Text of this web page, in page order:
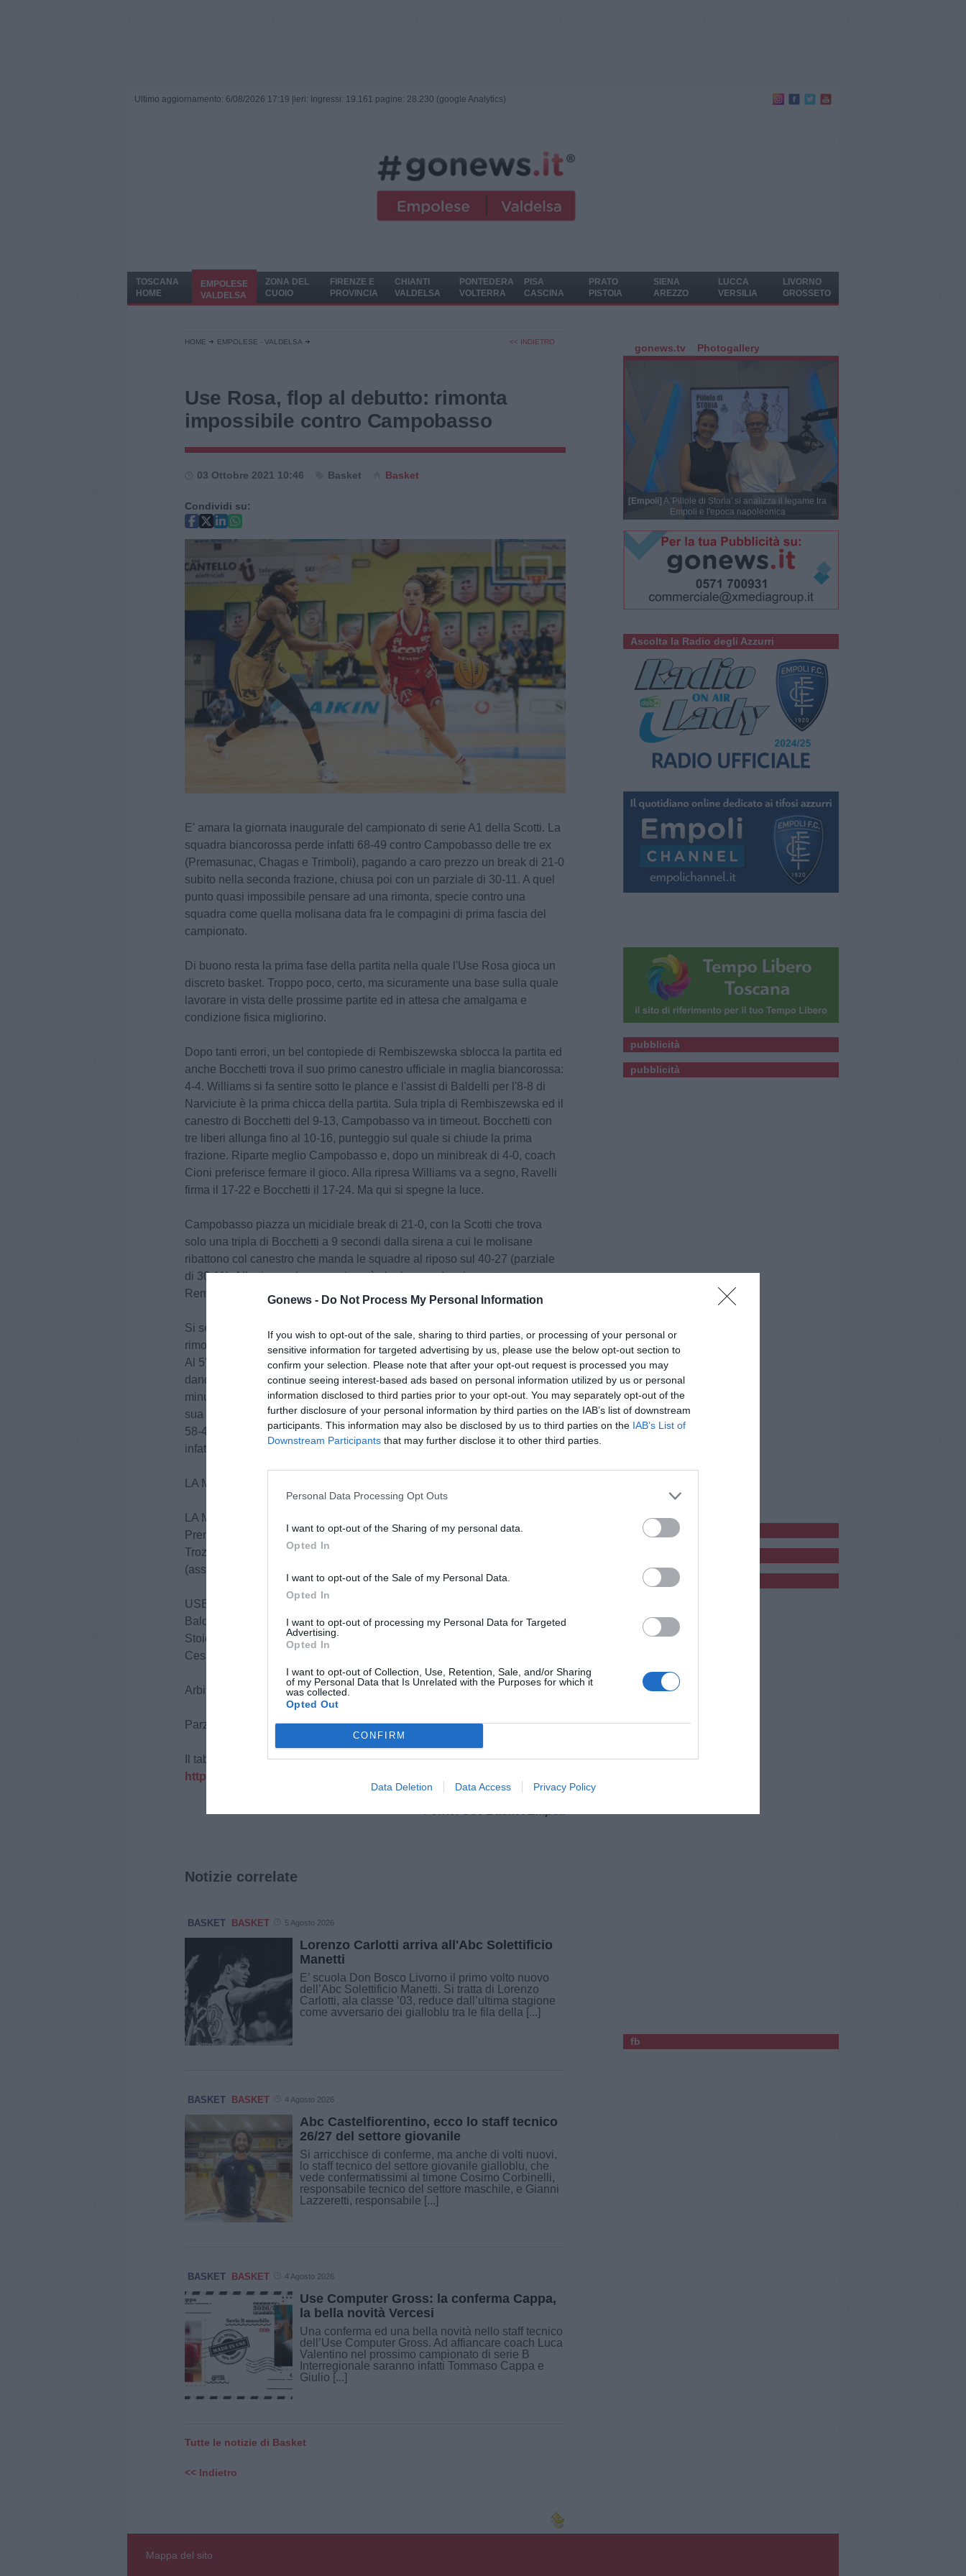
Gonews - Do Not Process My Personal Information
If you wish to opt-out of the sale, sharing to third parties, or processing of your personal or
sensitive information for targeted advertising by us, please use the below opt-out section to
confirm your selection. Please note that after your opt-out request is processed you may
continue seeing interest-based ads based on personal information utilized by us or personal
information disclosed to third parties prior to your opt-out. You may separately opt-out of the
further disclosure of your personal information by third parties on the IAB’s list of downstream
participants. This information may also be disclosed by us to third parties on the IAB’s List of
Downstream Participants that may further disclose it to other third parties.
Personal Data Processing Opt Outs
I want to opt-out of the Sharing of my personal data.
Opted In
I want to opt-out of the Sale of my Personal Data.
Opted In
I want to opt-out of processing my Personal Data for Targeted
Advertising.
Opted In
I want to opt-out of Collection, Use, Retention, Sale, and/or Sharing
of my Personal Data that Is Unrelated with the Purposes for which it
was collected.
Opted Out
CONFIRM
Data Deletion Data Access Privacy Policy
Ultimo aggiornamento: 6/08/2026 17:19 | ieri: Ingressi: 19.161 pagine: 28.230 (google Analytics)
TOSCANA
HOME
EMPOLESE
VALDELSA
ZONA DEL
CUOIO
FIRENZE E
PROVINCIA
CHIANTI
VALDELSA
PONTEDERA
VOLTERRA
PISA
CASCINA
PRATO
PISTOIA
SIENA
AREZZO
LUCCA
VERSILIA
LIVORNO
GROSSETO
HOME EMPOLESE - VALDELSA << INDIETRO
Use Rosa, flop al debutto: rimonta
impossibile contro Campobasso
03 Ottobre 2021 10:46 Basket Basket
Condividi su:
E' amara la giornata inaugurale del campionato di serie A1 della Scotti. La
squadra biancorossa perde infatti 68-49 contro Campobasso delle tre ex
(Premasunac, Chagas e Trimboli), pagando a caro prezzo un break di 21-0
subito nella seconda frazione, chiusa poi con un parziale di 30-11. A quel
punto quasi impossibile pensare ad una rimonta, specie contro una
squadra come quella molisana data fra le compagini di prima fascia del
campionato.
Di buono resta la prima fase della partita nella quale l'Use Rosa gioca un
discreto basket. Troppo poco, certo, ma sicuramente una base sulla quale
lavorare in vista delle prossime partite ed in attesa che amalgama e
condizione fisica migliorino.
Dopo tanti errori, un bel contopiede di Rembiszewska sblocca la partita ed
anche Bocchetti trova il suo primo canestro ufficiale in maglia biancorossa:
4-4. Williams si fa sentire sotto le plance e l'assist di Baldelli per l'8-8 di
Narviciute è la prima chicca della partita. Sula tripla di Rembiszewska ed il
canestro di Bocchetti del 9-13, Campobasso va in timeout. Bocchetti con
tre liberi allunga fino al 10-16, punteggio sul quale si chiude la prima
frazione. Riparte meglio Campobasso e, dopo un minibreak di 4-0, coach
Cioni preferisce fermare il gioco. Alla ripresa Williams va a segno, Ravelli
firma il 17-22 e Bocchetti il 17-24. Ma qui si spegne la luce.
Campobasso piazza un micidiale break di 21-0, con la Scotti che trova
solo una tripla di Bocchetti a 9 secondi dalla sirena a cui le molisane
ribattono col canestro che manda le squadre al riposo sul 40-27 (parziale
di 30-11). Alla ripresa la sensazione è che la squadra si scuota e
Rembiszewska trova un bel movimento sotto per il 40-29.
Si segna poco, l'Use Rosa gioca meglio ma non pare avere la forza per
rimontare e sbaglia un paio di tiri che potrebbero dare una scossa emotiva.
Al 5' siamo 46-31, Narviciute prova a reagire e Williams segna il 48-36
dando un buon contributo anche in difesa. Al 30' 51-36 e Williams, dopo 2
minuti, muove il punteggio ma Parks ribatte con una tripla, la seconda della
sua serata, e Premasunac appoggia in contropiede il 56-38. A metà siamo
58-41, con la sensazione che la gara sia ormai andata. Campobasso,
infatti, controlla senza particolari problemi a va a vincere 68-49.
LA MOLISANA MAGNOLIA CAMPOBASSO - USE ROSA SCOTTI 68-49
LA MOLISANA MAGNOLIA CAMPOBASSO
Premasunac 14, Trimboli 11, Chagas 1, Nicolodi 14, Parks 16, Togliani 8,
Trozzola, Quinonez 2, Amatori 2, Srot ne, Egwoh, Del Bosco. All. Sabatelli
(ass. Di Meglio/Ghiraldi)
USE ROSA SCOTTI
Baldelli 2, Williams 16, Ravelli 2, Rembiszewska 7, Bocchetti 17, Ruffini,
Stoichkova, Lucchesini, Manetti, Narviciute 5. All. Cioni (ass.
Cesaro/Ferradini)
Arbitri: Terranova di Ferrara, Ferrara di Ferrara e Pellegrini di Cesenatico
Parziali: 10-16, 40-27 (30-11), 51-36 (11-9), 68-49 (17-13)
Il tabellino della partita:
https://fibalivestats.dcd.shared.geniussports.com/u/LEGBF/1955203/bs.html
Notizie correlate
BASKET BASKET 5 Agosto 2026
Lorenzo Carlotti arriva all'Abc Solettificio
Manetti
E’ scuola Don Bosco Livorno il primo volto nuovo
dell’Abc Solettificio Manetti. Si tratta di Lorenzo
Carlotti, ala classe ’03, reduce dall’ultima stagione
come avversario dei gialloblu tra le fila della [...]
BASKET BASKET 4 Agosto 2026
Abc Castelfiorentino, ecco lo staff tecnico
26/27 del settore giovanile
Si arricchisce di conferme, ma anche di volti nuovi,
lo staff tecnico del settore giovanile gialloblu, che
vede confermatissimi al timone Cosimo Corbinelli,
responsabile tecnico del settore maschile, e Gianni
Lazzeretti, responsabile [...]
BASKET BASKET 4 Agosto 2026
Use Computer Gross: la conferma Cappa,
la bella novità Vercesi
Una conferma ed una bella novità nello staff tecnico
dell’Use Computer Gross. Ad affiancare coach Luca
Valentino nel prossimo campionato di serie B
Interregionale saranno infatti Tommaso Cappa e
Giulio [...]
Tutte le notizie di Basket
<< Indietro
gonews.tv Photogallery
[Empoli] A 'Pillole di Storia' si analizza il legame tra
Empoli e l'epoca napoleonica
Ascolta la Radio degli Azzurri
pubblicità
pubblicità
pubblicitàCl
pubblicità
fb
Mappa del sito